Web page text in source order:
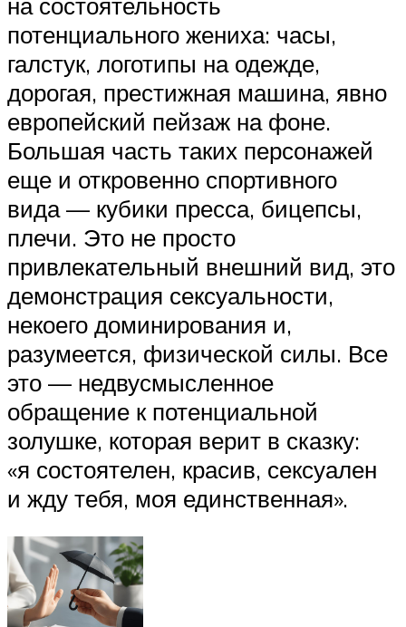
потенциального жениха: часы,
галстук, логотипы на одежде,
дорогая, престижная машина, явно
европейский пейзаж на фоне.
Большая часть таких персонажей
еще и откровенно спортивного
вида — кубики пресса, бицепсы,
плечи. Это не просто
привлекательный внешний вид, это
демонстрация сексуальности,
некоего доминирования и,
разумеется, физической силы. Все
это — недвусмысленное
обращение к потенциальной
золушке, которая верит в сказку:
«я состоятелен, красив, сексуален
и жду тебя, моя единственная».